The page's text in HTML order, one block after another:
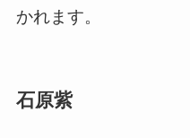
かれます。
石原紫